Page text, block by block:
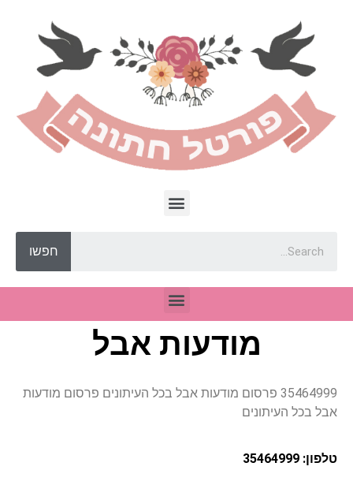
חפשו
מודעות אבל
35464999 פרסום מודעות אבל בכל העיתונים פרסום מודעות
אבל בכל העיתונים
טלפון: 35464999